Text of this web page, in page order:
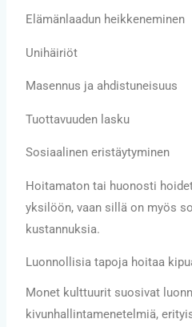
Elämänlaadun heikkeneminen
Unihäiriöt
Masennus ja ahdistuneisuus
Tuottavuuden lasku
Sosiaalinen eristäytyminen
Hoitamaton tai huonosti
yksilöön, vaan sillä on myös
kustannuksia.
Luonnollisia tapoja hoitaa
Monet kulttuurit suosivat
kivunhallintamenetelmiä,